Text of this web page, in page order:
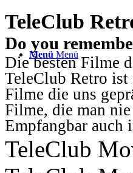
Menü Menü
TeleClub
Do you
Die besten Filme
TeleClub Retro ist
Filme die uns
Filme, die man
Empfangbar
TeleClub